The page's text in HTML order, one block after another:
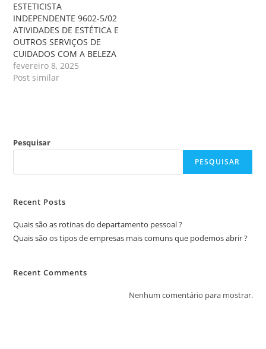
ESTETICISTA
INDEPENDENTE 9602-5/02
ATIVIDADES DE ESTÉTICA E
OUTROS SERVIÇOS DE
CUIDADOS COM A BELEZA
fevereiro 8, 2025
Post similar
Pesquisar
PESQUISAR
Recent Posts
Quais são as rotinas do departamento pessoal ?
Quais são os tipos de empresas mais comuns que podemos abrir ?
Recent Comments
Nenhum comentário para mostrar.